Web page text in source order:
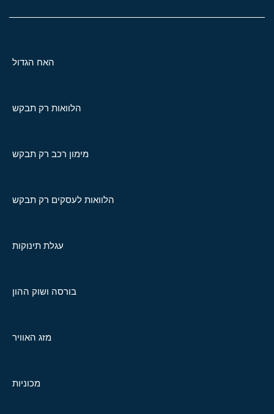
האח הגדול
הלוואות רק תבקש
מימון רכב רק תבקש
הלוואות לעסקים רק תבקש
עגלת תינוקות
בורסה ושוק ההון
מזג האוויר
מכוניות